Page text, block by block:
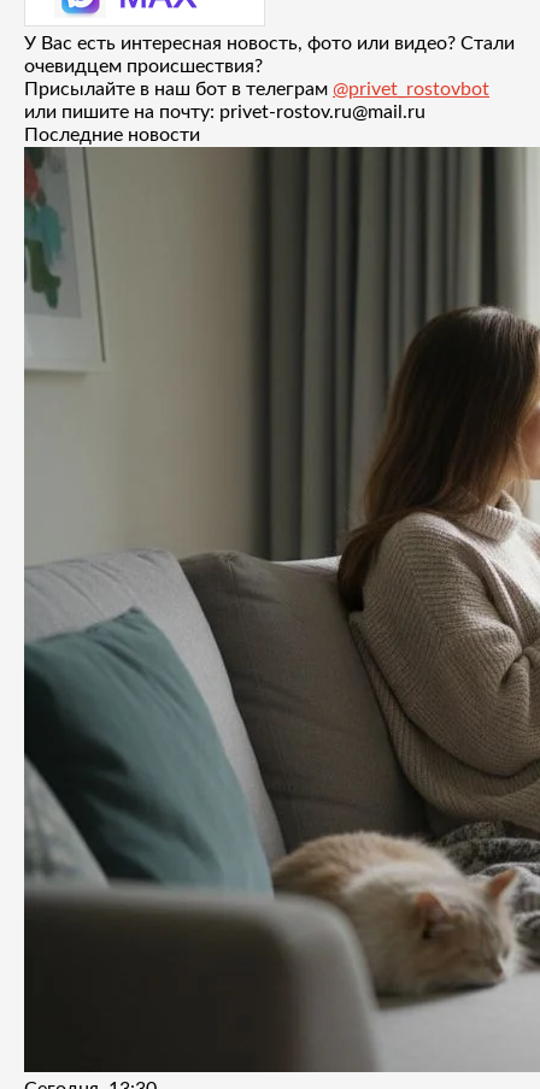
У Вас есть интересная новость, фото или видео? Стали
очевидцем происшествия?
Присылайте в наш бот в телеграм @privet_rostovbot
или пишите на почту: privet-rostov.ru@mail.ru
Последние новости